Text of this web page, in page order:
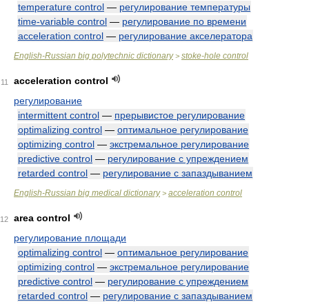
temperature control — регулирование температуры
time-variable control — регулирование по времени
acceleration control — регулирование акселератора
English-Russian big polytechnic dictionary> stoke-hole control
11
acceleration control
регулирование
intermittent control — прерывистое регулирование
optimalizing control — оптимальное регулирование
optimizing control — экстремальное регулирование
predictive control — регулирование с упреждением
retarded control — регулирование с запаздыванием
English-Russian big medical dictionary> acceleration control
12
area control
регулирование площади
optimalizing control — оптимальное регулирование
optimizing control — экстремальное регулирование
predictive control — регулирование с упреждением
retarded control — регулирование с запаздыванием